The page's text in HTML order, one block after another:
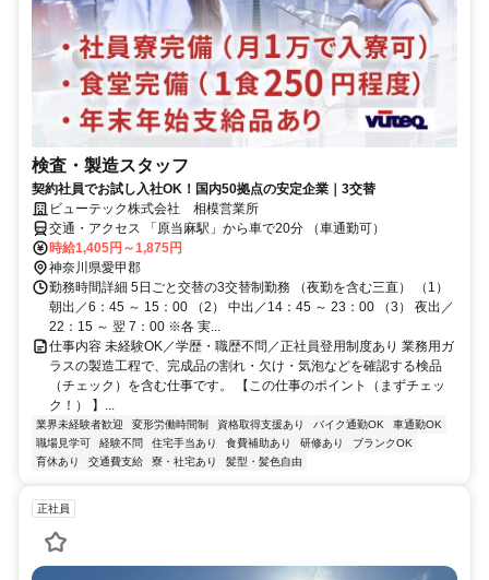
検査・製造スタッフ
契約社員でお試し入社OK！国内50拠点の安定企業｜3交替
ビューテック株式会社 相模営業所
交通・アクセス 「原当麻駅」から車で20分 （車通勤可）
時給1,405円～1,875円
神奈川県愛甲郡
勤務時間詳細 5日ごと交替の3交替制勤務 （夜勤を含む三直） （1）
朝出／6：45 ～ 15：00 （2） 中出／14：45 ～ 23：00 （3） 夜出／
22：15 ～ 翌 7：00 ※各 実...
仕事内容 未経験OK／学歴・職歴不問／正社員登用制度あり 業務用ガ
ラスの製造工程で、完成品の割れ・欠け・気泡などを確認する検品
（チェック）を含む仕事です。 【この仕事のポイント（まずチェッ
ク！） 】...
業界未経験者歓迎 変形労働時間制 資格取得支援あり バイク通勤OK
車通勤OK
職場見学可
経験不問 住宅手当あり 食費補助あり 研修あり
ブランクOK
育休あり
交通費支給 寮・社宅あり 髪型・髪色自由
正社員